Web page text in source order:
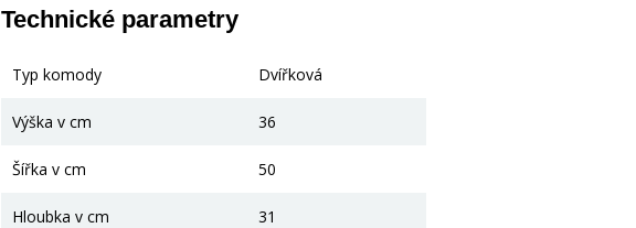
Technické parametry
Typ komody Dvířková
Výška v cm 36
Šířka v cm 50
Hloubka v cm 31